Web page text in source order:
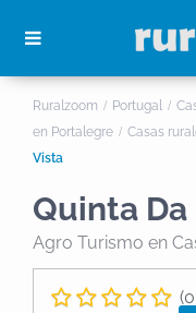
Ruralzoom Portugal
en Portalegre
Casas
Vista
Quinta
Agro Turismo en